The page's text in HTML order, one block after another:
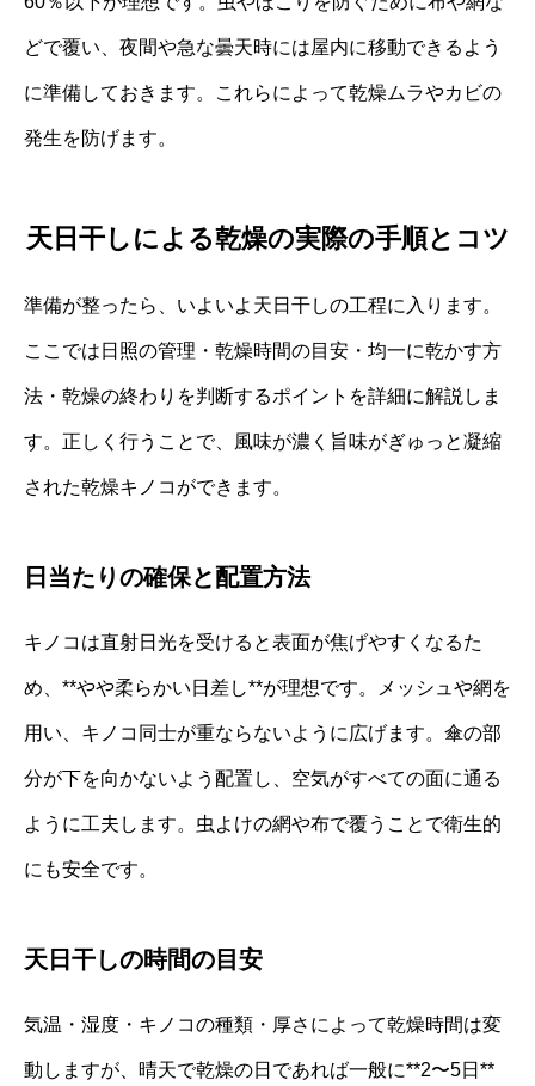
どで覆い、夜間や急な曇天時には屋内に移動できるよう
に準備しておきます。これらによって乾燥ムラやカビの
発生を防げます。
天日干しによる乾燥の実際の手順とコツ
準備が整ったら、いよいよ天日干しの工程に入ります。
ここでは日照の管理・乾燥時間の目安・均一に乾かす方
法・乾燥の終わりを判断するポイントを詳細に解説しま
す。正しく行うことで、風味が濃く旨味がぎゅっと凝縮
された乾燥キノコができます。
日当たりの確保と配置方法
キノコは直射日光を受けると表面が焦げやすくなるた
め、**やや柔らかい日差し**が理想です。メッシュや網を
用い、キノコ同士が重ならないように広げます。傘の部
分が下を向かないよう配置し、空気がすべての面に通る
ように工夫します。虫よけの網や布で覆うことで衛生的
にも安全です。
天日干しの時間の目安
気温・湿度・キノコの種類・厚さによって乾燥時間は変
動しますが、晴天で乾燥の日であれば一般に**2〜5日**